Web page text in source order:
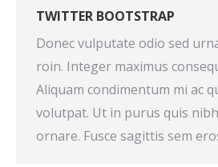
TWITTER BOOTSTRAP
Donec vulputate odio sed
roin. Integer maximus
Aliquam condimentum mi ac
volutpat. Ut in purus quis
ornare. Fusce sagittis sem